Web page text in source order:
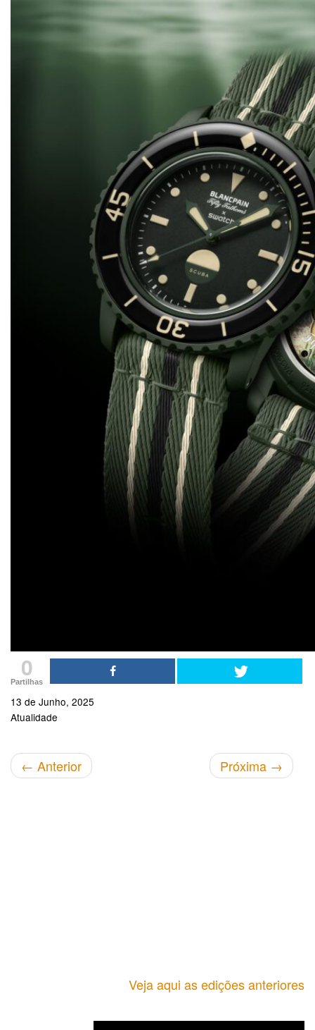
0
Partilhas
13 de Junho, 2025
Atualidade
← Anterior Próxima →
Veja aqui as edições anteriores